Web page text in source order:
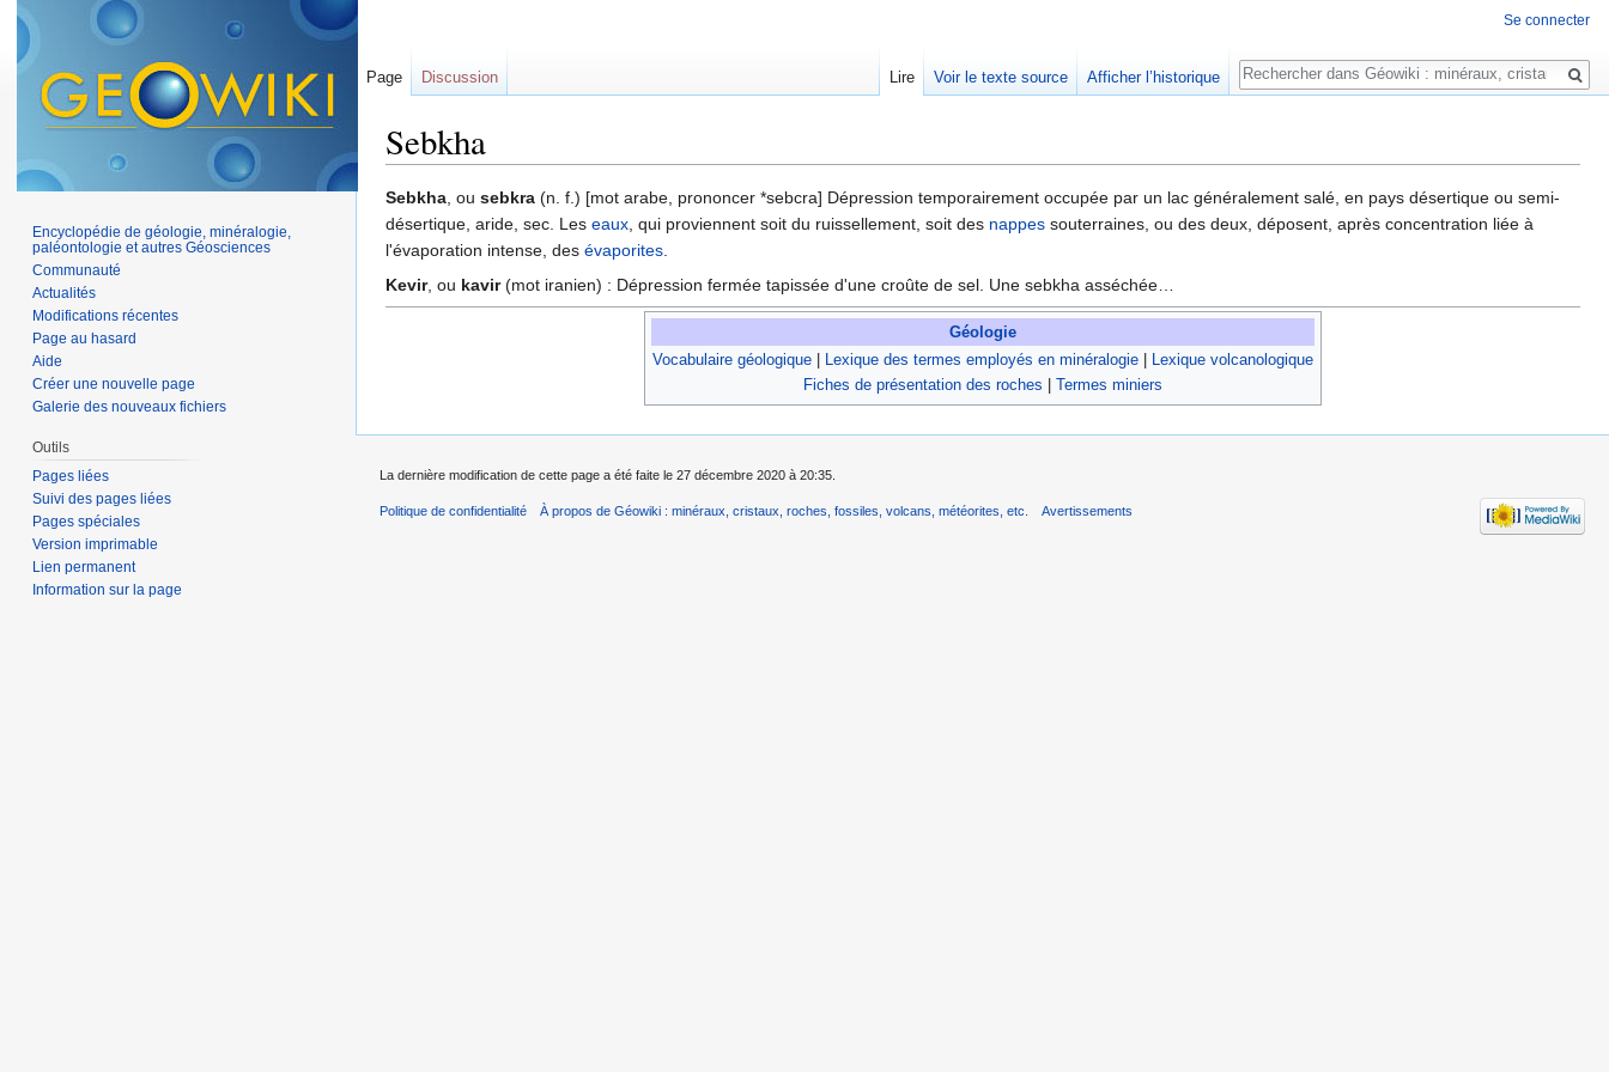
Sebkha
Sebkha, ou sebkra (n. f.) [mot arabe, prononcer *sebcra] Dépression temporairement occupée par un lac généralement salé, en pays désertique ou semi-
désertique, aride, sec. Les eaux, qui proviennent soit du ruissellement, soit des nappes souterraines, ou des deux, déposent, après concentration liée à
l'évaporation intense, des évaporites.
Kevir, ou kavir(mot iranien) : Dépression fermée tapissée d'une croûte de sel. Une sebkha asséchée…
Géologie
Vocabulaire géologique
Lexique des termes employés en minéralogie
Lexique volcanologique
Fiches de présentation des roches
Termes miniers
Se connecter
Page Discussion Lire Voir le texte source Afficher l’historique
Rechercher
Encyclopédie de géologie, minéralogie,
paléontologie et autres Géosciences
Communauté
Actualités
Modifications récentes
Page au hasard
Aide
Créer une nouvelle page
Galerie des nouveaux fichiers
Outils
Pages liées
Suivi des pages liées
Pages spéciales
Version imprimable
Lien permanent
Information sur la page
La dernière modification de cette page a été faite le 27 décembre 2020 à 20:35.
Politique de confidentialité À propos de Géowiki : minéraux, cristaux, roches, fossiles, volcans, météorites, etc. Avertissements